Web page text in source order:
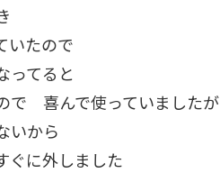
いたので
てると
で 喜んで使っていましたが
いから
に外しました